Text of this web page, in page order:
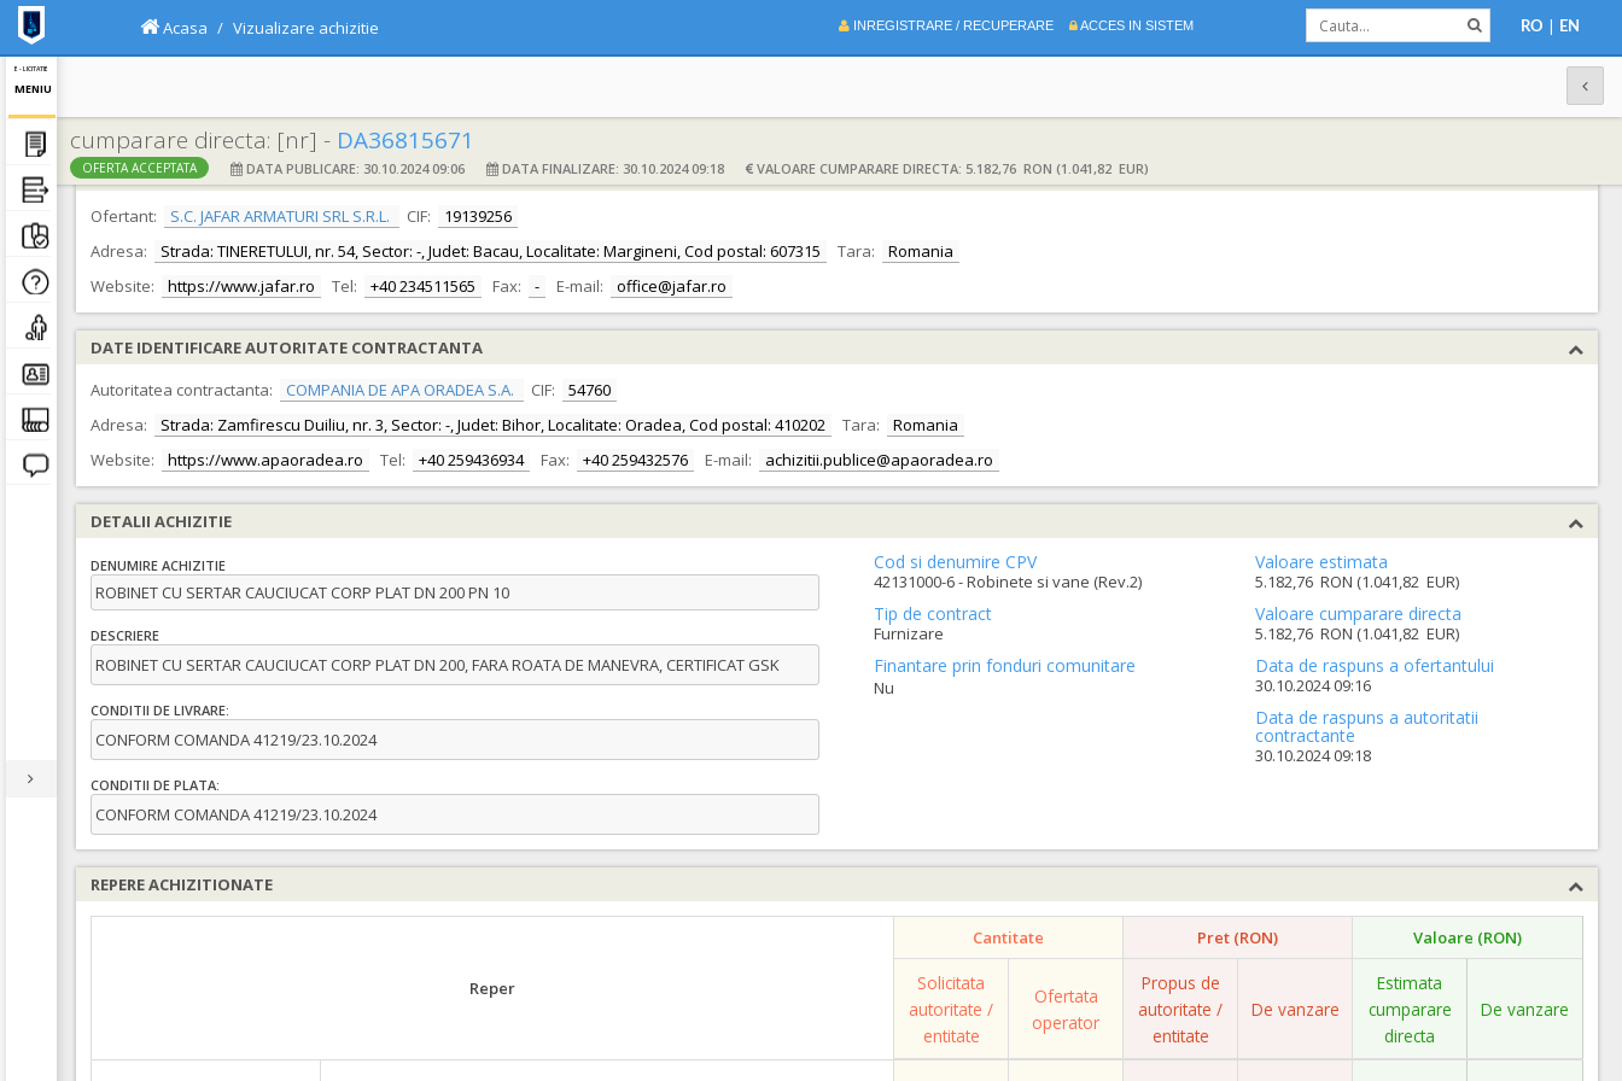
E - LICITATIE
MENIU
INREGISTRARE / RECUPERARE ACCES IN SISTEM RO | EN
Acasa Vizualizare achizitie
cumparare directa: [nr] - DA36815671
OFERTA ACCEPTATA DATA PUBLICARE: 30.10.2024 09:06 DATA FINALIZARE: 30.10.2024 09:18 VALOARE CUMPARARE DIRECTA: 5.182,76 RON (1.041,82 EUR)
DATE IDENTIFICARE OFERTANT
Ofertant:
S.C. JAFAR ARMATURI SRL S.R.L. CIF:
19139256
Adresa:
Strada: TINERETULUI, nr. 54, Sector: -, Judet: Bacau, Localitate: Margineni, Cod postal: 607315 Tara:
Romania
Website:
https://www.jafar.ro Tel: +40 234511565 Fax: - E-mail: office@jafar.ro
DATE IDENTIFICARE AUTORITATE CONTRACTANTA
Autoritatea contractanta:
COMPANIA DE APA ORADEA S.A. CIF:
54760
Adresa:
Strada: Zamfirescu Duiliu, nr. 3, Sector: -, Judet: Bihor, Localitate: Oradea, Cod postal: 410202 Tara:
Romania
Website:
https://www.apaoradea.ro Tel: +40 259436934 Fax: +40 259432576 E-mail: achizitii.publice@apaoradea.ro
DETALII ACHIZITIE
DENUMIRE ACHIZITIE
ROBINET CU SERTAR CAUCIUCAT CORP PLAT DN 200 PN 10
DESCRIERE
ROBINET CU SERTAR CAUCIUCAT CORP PLAT DN 200, FARA ROATA DE MANEVRA, CERTIFICAT GSK
CONDITII DE LIVRARE:
CONFORM COMANDA 41219/23.10.2024
CONDITII DE PLATA:
CONFORM COMANDA 41219/23.10.2024
Cod si denumire CPV
42131000-6 - Robinete si vane (Rev.2)
Tip de contract
Furnizare
Finantare prin fonduri comunitare
Nu
Valoare estimata
5.182,76 RON (1.041,82 EUR)
Valoare cumparare directa
5.182,76 RON (1.041,82 EUR)
Data de raspuns a ofertantului
30.10.2024 09:16
Data de raspuns a autoritatii
contractante
30.10.2024 09:18
REPERE ACHIZITIONATE
Reper
Cantitate Pret (RON) Valoare (RON)
Solicitata
autoritate /
entitate
Ofertata
operator
Propus de
autoritate /
entitate
De vanzare
Estimata
cumparare
directa
De vanzare